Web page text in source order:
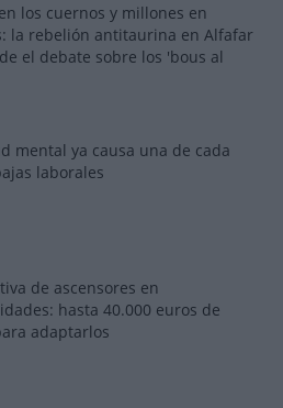
los cuernos y millones en
la rebelión antitaurina en Alfafar
el debate sobre los 'bous al
mental ya causa una de cada
laborales
de ascensores en
hasta 40.000 euros de
adaptarlos